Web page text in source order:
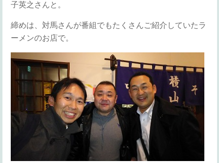
子英之さんと。
締めは、対馬さんが番組でもたくさんご紹介していたラ
ーメンのお店で。